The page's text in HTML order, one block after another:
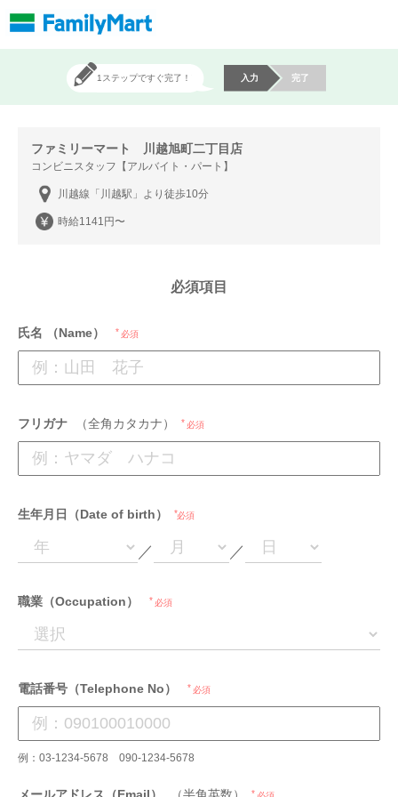
1ステップですぐ完了！ 入力 完了
ファミリーマート 川越旭町二丁目店
コンビニスタッフ【アルバイト・パート】
川越線「川越駅」より徒歩10分
時給1141円〜
必須項目
氏名 （Name） 必須
フリガナ （全角カタカナ） 必須
生年月日（Date of birth） 必須
／ ／
職業（Occupation） 必須
電話番号（Telephone No） 必須
例：03-1234-5678 090-1234-5678